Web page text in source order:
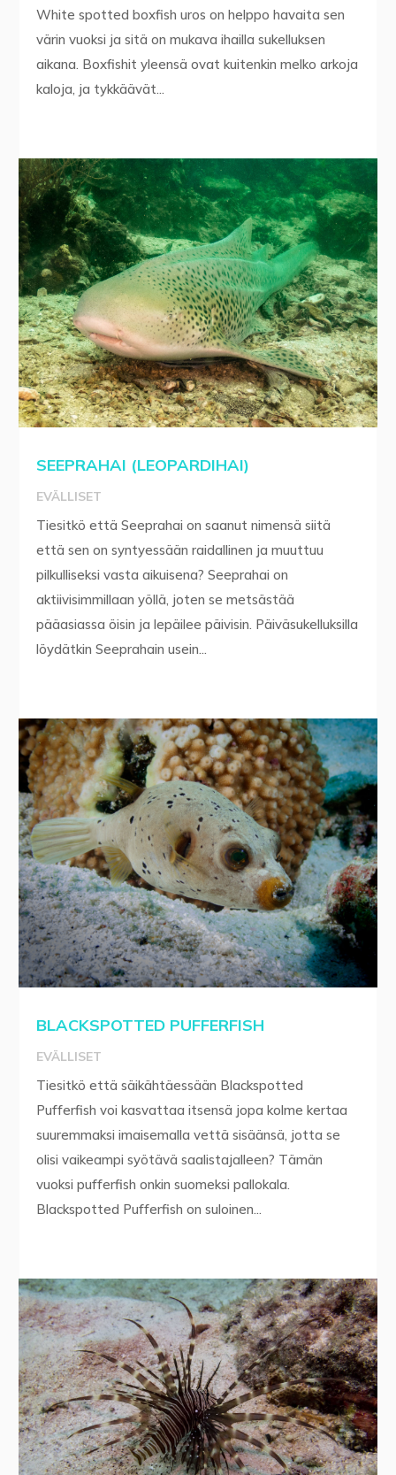
White spotted boxfish uros on helppo havaita sen
värin vuoksi ja sitä on mukava ihailla sukelluksen
aikana. Boxfishit yleensä ovat kuitenkin melko arkoja
kaloja, ja tykkäävät...
SEEPRAHAI (LEOPARDIHAI)
EVÄLLISET
Tiesitkö että Seeprahai on saanut nimensä siitä
että sen on syntyessään raidallinen ja muuttuu
pilkulliseksi vasta aikuisena? Seeprahai on
aktiivisimmillaan yöllä, joten se metsästää
pääasiassa öisin ja lepäilee päivisin. Päiväsukelluksilla
löydätkin Seeprahain usein...
BLACKSPOTTED PUFFERFISH
EVÄLLISET
Tiesitkö että säikähtäessään Blackspotted
Pufferfish voi kasvattaa itsensä jopa kolme kertaa
suuremmaksi imaisemalla vettä sisäänsä, jotta se
olisi vaikeampi syötävä saalistajalleen? Tämän
vuoksi pufferfish onkin suomeksi pallokala.
Blackspotted Pufferfish on suloinen...